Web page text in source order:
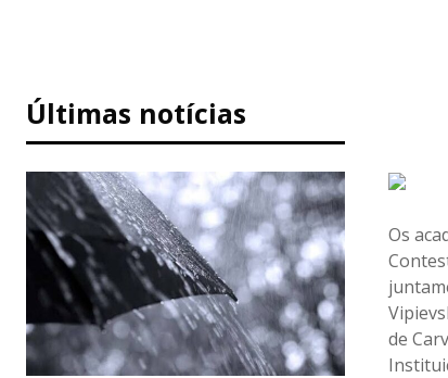
Últimas notícias
Os
de